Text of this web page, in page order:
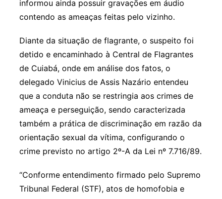
informou ainda possuir gravações em áudio
contendo as ameaças feitas pelo vizinho.
Diante da situação de flagrante, o suspeito foi
detido e encaminhado à Central de Flagrantes
de Cuiabá, onde em análise dos fatos, o
delegado Vinicius de Assis Nazário entendeu
que a conduta não se restringia aos crimes de
ameaça e perseguição, sendo caracterizada
também a prática de discriminação em razão da
orientação sexual da vítima, configurando o
crime previsto no artigo 2º-A da Lei nº 7.716/89.
“Conforme entendimento firmado pelo Supremo
Tribunal Federal (STF), atos de homofobia e